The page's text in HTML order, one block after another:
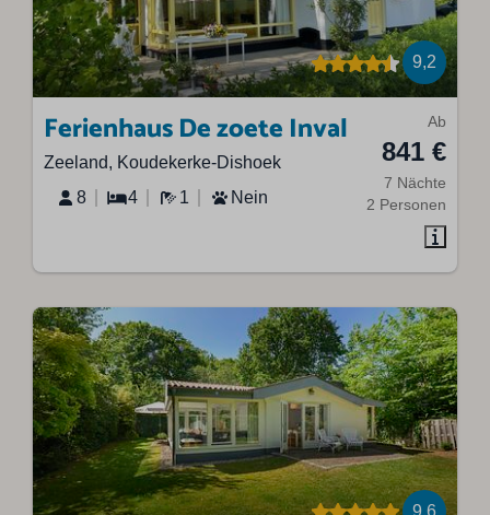
9,2
Ab
841 €
7 Nächte
2 Personen
Ferienhaus De zoete Inval
Zeeland, Koudekerke-Dishoek
8
4 1 Nein
9,6